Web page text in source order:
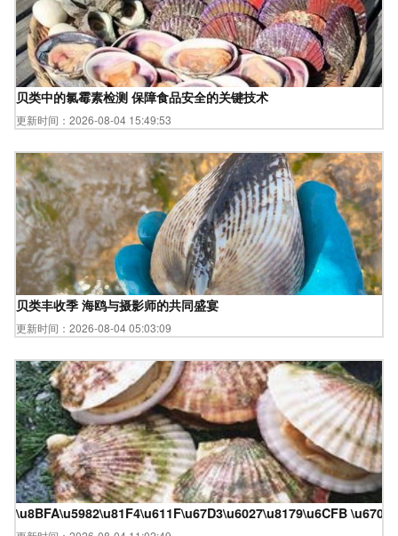
贝类中的氯霉素检测 保障食品安全的关键技术
更新时间：2026-08-04 15:49:53
贝类丰收季 海鸥与摄影师的共同盛宴
更新时间：2026-08-04 05:03:09
\u8BFA\u5982\u81F4\u611F\u67D3\u6027\u8179\u6CFB